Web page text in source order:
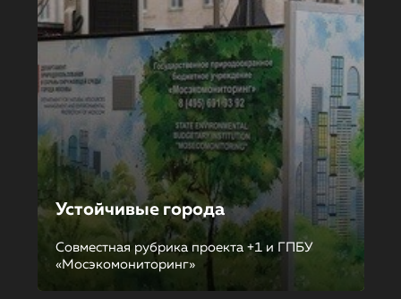
Устойчивые города
Совместная рубрика проекта +1 и ГПБУ
«Мосэкомониторинг»